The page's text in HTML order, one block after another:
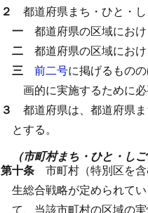
２ 都道府県まち・ひと・
一 都道府県の区域にお
二 都道府県の区域にお
三 前二号に掲げるもの
画的に実施するために
３ 都道府県は、都道府県
とする。
（市町村まち・ひと・し
第十条 市町村（特別区を
生総合戦略が定められて
て、当該市町村の区域の